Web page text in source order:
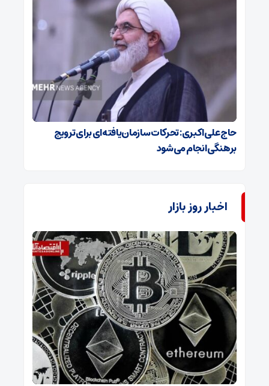
حاج‌علی‌اکبری: تحرکات سازمان‌یافته‌ای برای ترویج
برهنگی انجام می‌شود
اخبار روز بازار